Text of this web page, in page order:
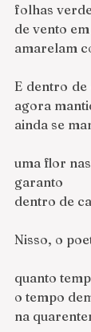
folhas
de vento
amarelam
E dentro de
agora
ainda se
uma flor
garanto
dentro de
Nisso, o
quanto
o tempo
na